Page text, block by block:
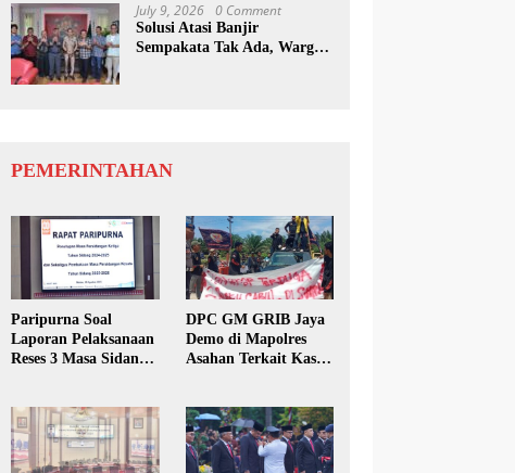
July 9, 2026 0 Comment
Solusi Atasi Banjir
Sempakata Tak Ada, Warga
PEMERINTAHAN
Paripurna Soal
Laporan Pelaksanaan
Reses 3 Masa Sidang
DPC GM GRIB Jaya
Demo di Mapolres
Asahan Terkait Kasus